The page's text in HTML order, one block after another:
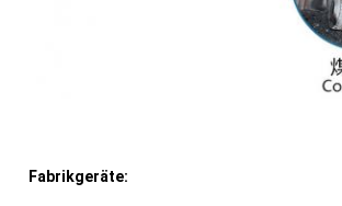
Fabrikgeräte: